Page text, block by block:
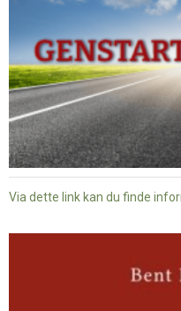
Via dette link kan du finde